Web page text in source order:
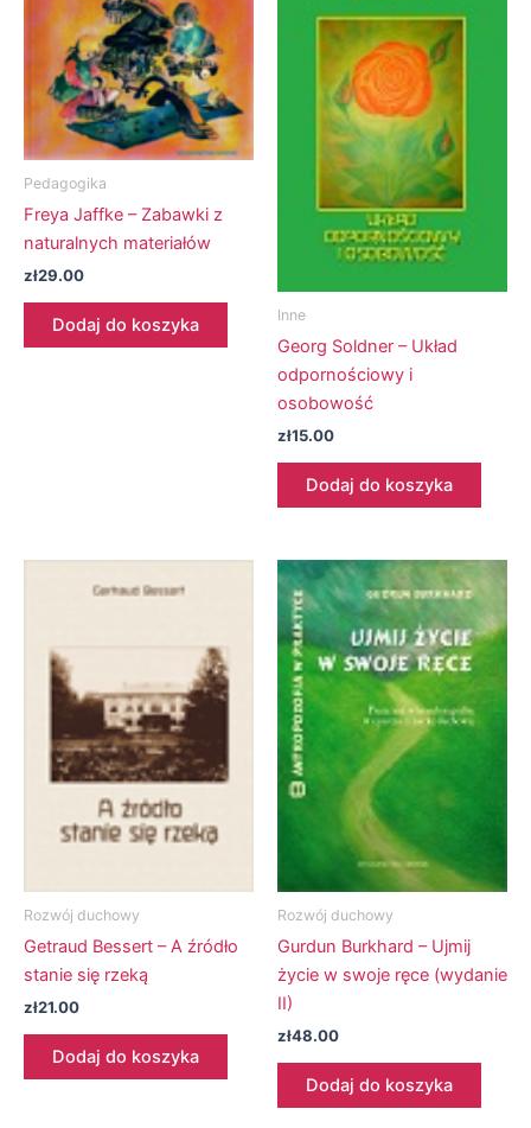
Pedagogika
Freya Jaffke – Zabawki z
naturalnych materiałów
zł29.00
Dodaj do koszyka
Inne
Georg Soldner – Układ
odpornościowy i
osobowość
zł15.00
Dodaj do koszyka
Rozwój duchowy
Getraud Bessert – A źródło
stanie się rzeką
zł21.00
Dodaj do koszyka
Rozwój duchowy
Gurdun Burkhard – Ujmij
życie w swoje ręce (wydanie
II)
zł48.00
Dodaj do koszyka